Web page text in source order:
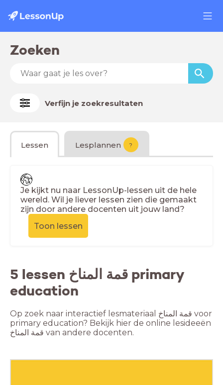
Zoeken
Verfijn je zoekresultaten
Lessen Lesplannen ?
Je kijkt nu naar LessonUp-lessen uit de hele
wereld. Wil je liever lessen zien die gemaakt
zijn door andere docenten uit jouw land?
Toon lessen
5 lessen قمة المناخ primary
education
Op zoek naar interactief lesmateriaal قمة المناخ voor
primary education? Bekijk hier de online lesideeën
قمة المناخ van andere docenten.